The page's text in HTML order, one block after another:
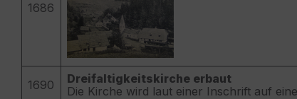
1686
1690
Dreifaltigkeitskirche erbaut
Die Kirche wird laut einer Inschrift auf